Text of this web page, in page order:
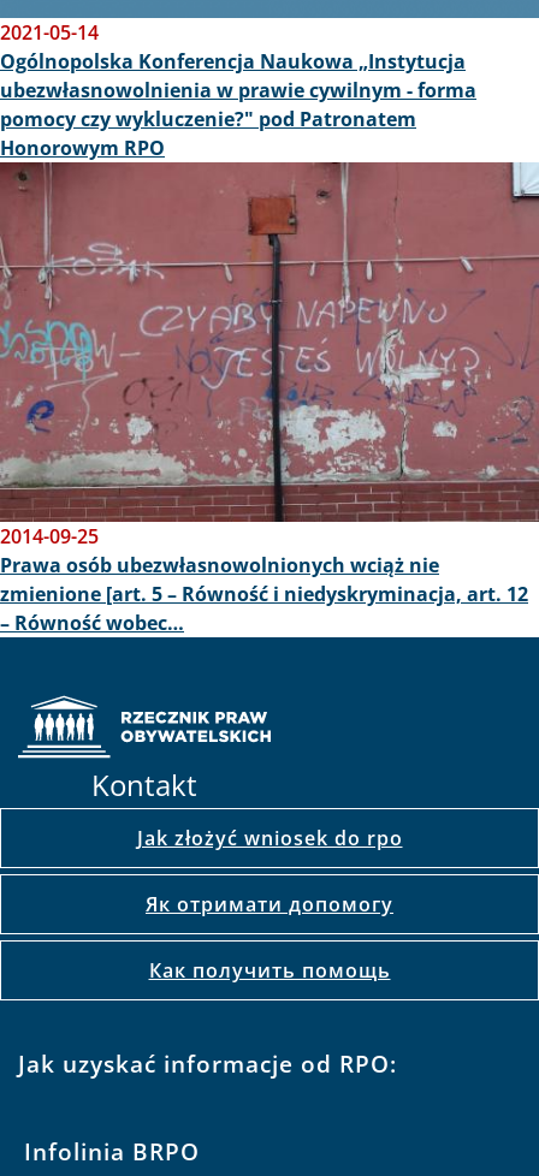
2021-05-14
Ogólnopolska Konferencja Naukowa „Instytucja
ubezwłasnowolnienia w prawie cywilnym - forma
pomocy czy wykluczenie?" pod Patronatem
Honorowym RPO
Obraz
2014-09-25
Prawa osób ubezwłasnowolnionych wciąż nie
zmienione [art. 5 – Równość i niedyskryminacja, art. 12
– Równość wobec…
Kontakt
Jak złożyć wniosek do rpo
Як отримати допомогу
Как получить помощь
Jak uzyskać informacje od RPO:
Infolinia BRPO